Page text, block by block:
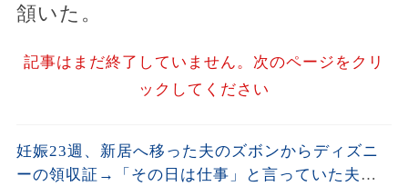
頷いた。
記事はまだ終了していません。次のページをクリ
ックしてください
妊娠23週、新居へ移った夫のズボンからディズニ
ーの領収証→「その日は仕事」と言っていた夫に